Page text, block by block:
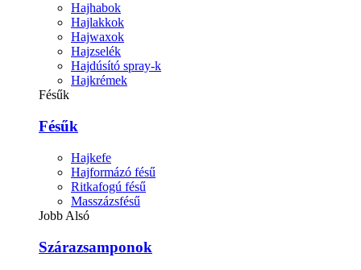
Hajhabok
Hajlakkok
Hajwaxok
Hajzselék
Hajdúsító spray-k
Hajkrémek
Fésűk
Fésűk
Hajkefe
Hajformázó fésű
Ritkafogú fésű
Masszázsfésű
Jobb Alsó
Szárazsamponok